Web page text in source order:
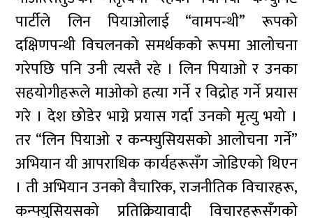
पार्टीले लिन पियाओलाई “वामपन्थी” रूपको
दक्षिणपन्थी विचलनको समर्थकको रूपमा आलोचना
गरेपछि पनि उनी त्यस्तै रहे । लिन पियाओ र उनका
सहयोगीहरूले माओको हत्या गर्ने र विद्रोह गर्ने प्रयास
गरे । देश छोडेर भाग्ने प्रयास गर्दा उनको मृत्यु भयो ।
तर “लिन पियाओ र कन्फ्युसियसको आलोचना गर्ने”
अभियान यी आपराधिक कार्यहरूसँग जोडिएको थिएन
। ती अभियान उनको वैचारिक, राजनीतिक विचारहरू,
कन्फ्युसियसको प्रतिक्रियावादी विचारहरूसँगको